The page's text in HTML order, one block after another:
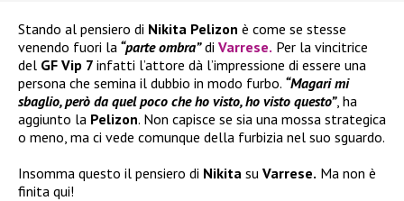
Stando al pensiero di Nikita Pelizon è come se stesse
venendo fuori la “parte ombra”di Varrese. Per la vincitrice
del GF Vip 7 infatti l’attore dà l’impressione di essere una
persona che semina il dubbio in modo furbo. “Magari mi
sbaglio, però da quel poco che ho visto, ho visto questo”, ha
aggiunto la Pelizon. Non capisce se sia una mossa strategica
o meno, ma ci vede comunque della furbizia nel suo sguardo.
Insomma questo il pensiero di Nikita su Varrese. Ma non è
finita qui!